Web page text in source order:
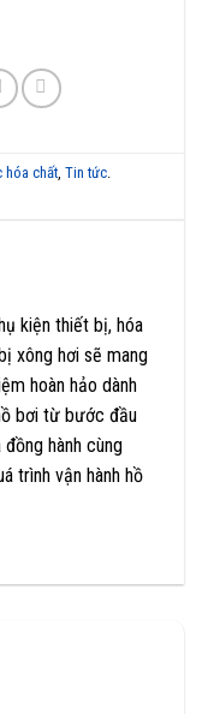
hóa chất,Tin tức.
kiện thiết bị, hóa
xông hơi sẽ mang
hoàn hảo dành
bơi từ bước đầu
hành cùng
trình vận hành hồ